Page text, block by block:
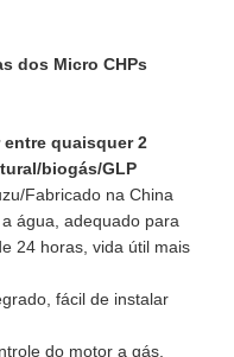
dos Micro CHPs
quaisquer 2
biogás/GLP
Fabricado na China
água, adequado para
24 horas, vida útil mais
fácil de instalar
do motor a gás,